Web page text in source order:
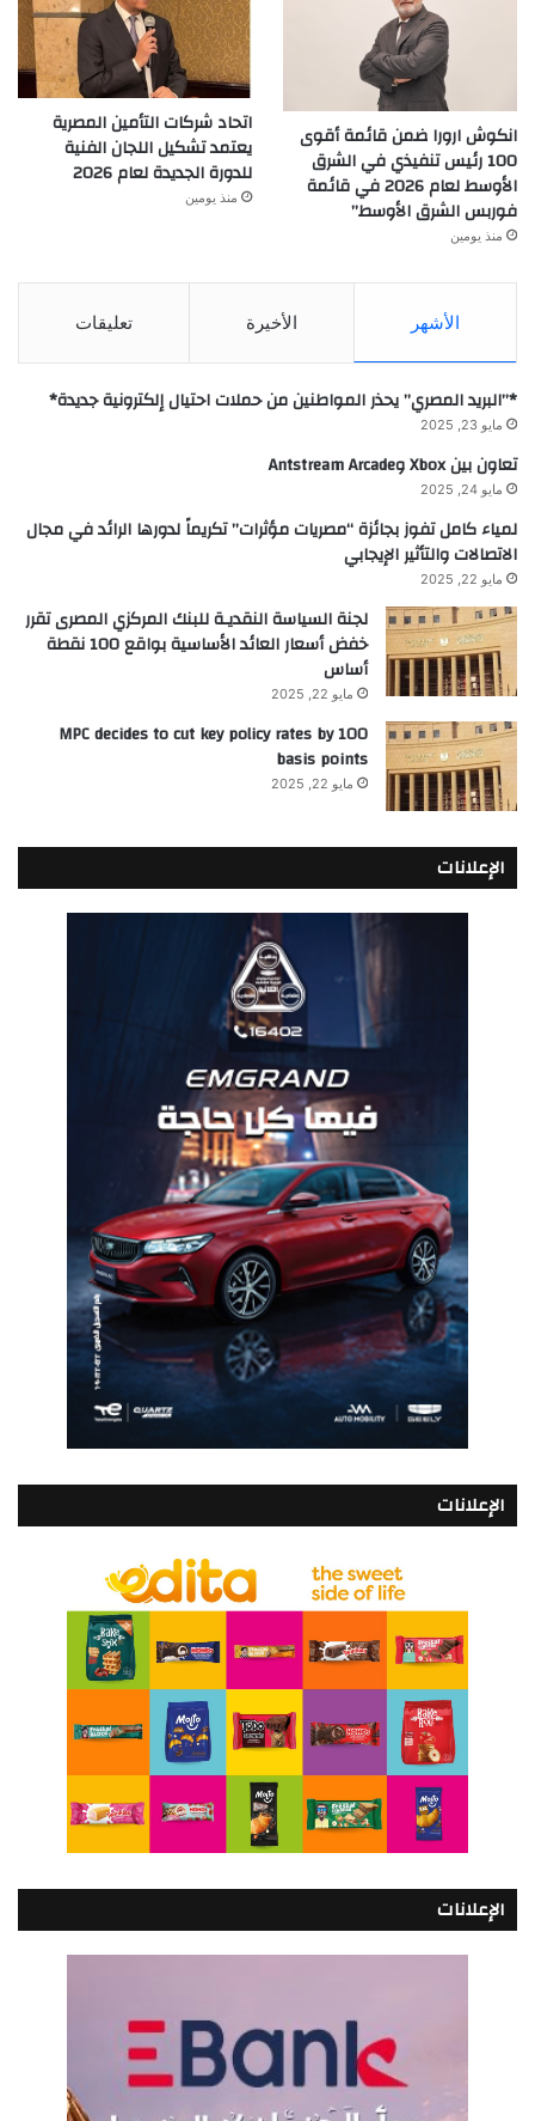
انكوش ارورا ضمن قائمة أقوى
100 رئيس تنفيذي في الشرق
الأوسط لعام 2026 في قائمة
فوربس الشرق الأوسط”
منذ يومين
اتحاد شركات التأمين المصرية
يعتمد تشكيل اللجان الفنية
للدورة الجديدة لعام 2026
منذ يومين
الأشهر الأخيرة تعليقات
*”البريد المصري” يحذر المواطنين من حملات احتيال إلكترونية جديدة*
مايو 23, 2025
تعاون بين Xbox وAntstream Arcade
مايو 24, 2025
لمياء كامل تفوز بجائزة “مصريات مؤثرات” تكريماً لدورها الرائد في مجال
الاتصالات والتأثير الإيجابي
مايو 22, 2025
لجنة السياسة النقديـة للبنك المركزي المصرى تقرر
خفض أسعار العائد الأساسية بواقع 100 نقطة
أساس
مايو 22, 2025
MPC decides to cut key policy rates by 100
basis points
مايو 22, 2025
الإعلانات
الإعلانات
الإعلانات